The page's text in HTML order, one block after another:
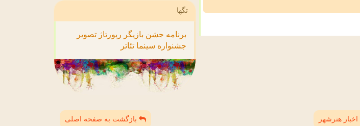
تگها
برنامه جشن بازیگر رپورتاژ تصویر
جشنواره سینما تئاتر
اخبار هنرشهر بازگشت به صفحه اصلی